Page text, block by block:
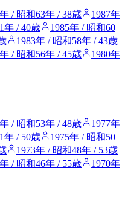
/ 昭和63年 / 38歳
1987年
年 / 40歳
1985年 / 昭和60
1983年 / 昭和58年 / 43歳
/ 昭和56年 / 45歳
1980年
/ 昭和53年 / 48歳
1977年
年 / 50歳
1975年 / 昭和50
1973年 / 昭和48年 / 53歳
/ 昭和46年 / 55歳
1970年